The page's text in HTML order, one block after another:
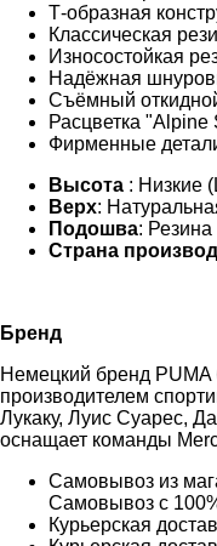
Т-образная
Классическая
Износостойкая
Надёжная
Съёмный
Расцветка "Alpine
Фирменные
Высота : Низкие
Верх:
Подошва: Резина
Страна
Бренд
Немецкий бренд
производителем
Лукаку, Луис Суарес,
оснащает команды
Самовывоз из
Самовывоз с
Курьерская